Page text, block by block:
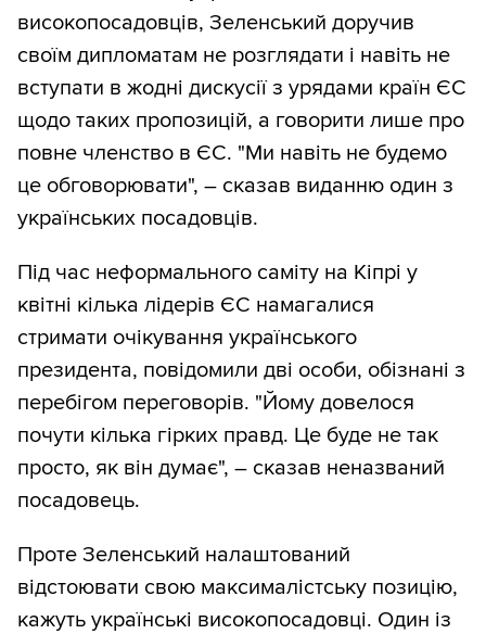
високопосадовців, Зеленський доручив
своїм дипломатам не розглядати і навіть не
вступати в жодні дискусії з урядами країн ЄС
щодо таких пропозицій, а говорити лише про
повне членство в ЄС. "Ми навіть не будемо
це обговорювати", – сказав виданню один з
українських посадовців.
Під час неформального саміту на Кіпрі у
квітні кілька лідерів ЄС намагалися
стримати очікування українського
президента, повідомили дві особи, обізнані з
перебігом переговорів. "Йому довелося
почути кілька гірких правд. Це буде не так
просто, як він думає", – сказав неназваний
посадовець.
Проте Зеленський налаштований
відстоювати свою максималістську позицію,
кажуть українські високопосадовці. Один із